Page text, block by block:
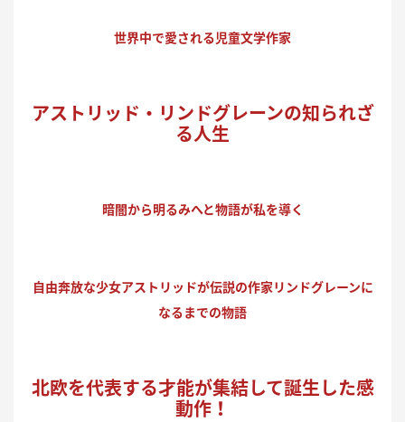
世界中で愛される児童文学作家
アストリッド・リンドグレーンの知られざ
る人生
暗闇から明るみへと物語が私を導く
自由奔放な少女アストリッドが伝説の作家リンドグレーンに
なるまでの物語
北欧を代表する才能が集結して誕生した感
動作 ！